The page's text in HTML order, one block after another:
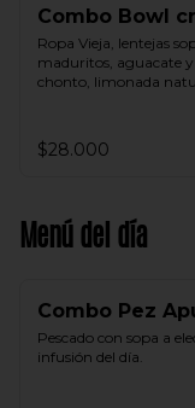
Combo Bowl
Ropa Vieja, lentejas
maduritos, aguacate
chonto, limonada
$28.000
Menú del día
Combo Pez
Pescado con sopa a
infusión del día.